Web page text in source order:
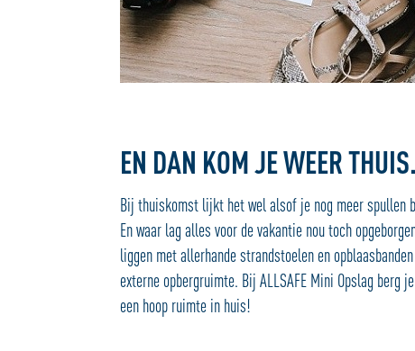
EN DAN KOM JE WEER
Bij thuiskomst lijkt het wel alsof je nog meer spullen
En waar lag alles voor de vakantie nou toch
liggen met allerhande strandstoelen en
externe opbergruimte. Bij ALLSAFE Mini Opslag
een hoop ruimte in huis!